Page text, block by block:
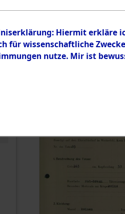
Leben
0005
Hiermit erkläre
für wissenschaftliche
nutze. Mir ist